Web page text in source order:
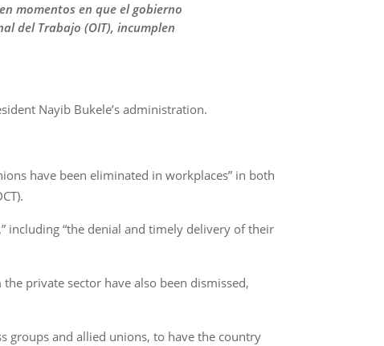
momentos en que el gobierno
del Trabajo (OIT), incumplen
Nayib Bukele’s administration.
have been eliminated in workplaces” in both
including “the denial and timely delivery of their
private sector have also been dismissed,
groups and allied unions, to have the country